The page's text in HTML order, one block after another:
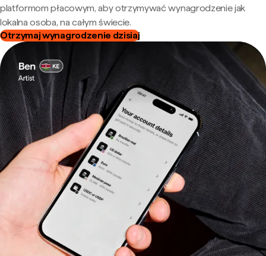
platformom płacowym, aby otrzymywać wynagrodzenie jak
lokalna osoba, na całym świecie.
Otrzymaj wynagrodzenie dzisiaj